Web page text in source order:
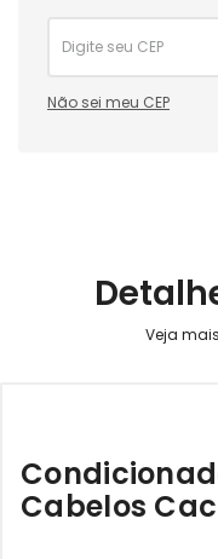
Não sei meu CEP
Cabelos